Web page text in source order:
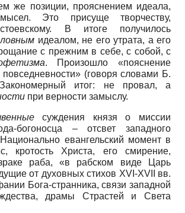
же позиции, прояснением идеала,
Это присуще творчеству,
В итоге получилось
идеалом, не его утрата, а его
с прежним в себе, с собой, с
. Произошло «пояснение
(говоря словами Б.
Закономерный итог: не провал, а
при верности замыслу.
суждения князя о миссии
богоносца – отсвет западного
евангельский момент в
кротость Христа, его смирение,
раба, «в рабском виде Царь
от духовных стихов XVI-XVII вв.
Бога-странника, связи западной
драмы Страстей и Света